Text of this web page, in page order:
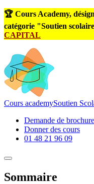
🏆 Cours Academy,
catégorie "Soutien
CAPITAL
Cours academySoutien
Demande de brochure
Donner des cours
01 48 21 96 09
Sommaire